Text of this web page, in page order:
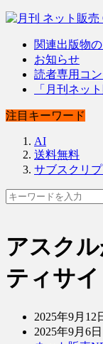
関連出版物
お知らせ
読者専用コ
「月刊ネッ
注目キーワード
AI
送料無料
サブスクリ
アスク
ティサ
2025年9月12
2025年9月6日